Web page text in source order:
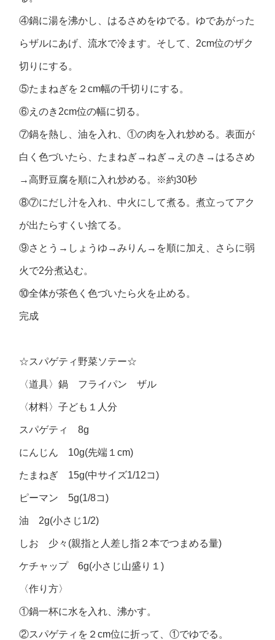
④鍋に湯を沸かし、はるさめをゆでる。ゆであがった
らザルにあげ、流水で冷ます。そして、2cm位のザク
切りにする。
⑤たまねぎを２cm幅の千切りにする。
⑥えのき2cm位の幅に切る。
⑦鍋を熱し、油を入れ、①の肉を入れ炒める。表面が
白く色づいたら、たまねぎ→ねぎ→えのき→はるさめ
→高野豆腐を順に入れ炒める。※約30秒
⑧⑦にだし汁を入れ、中火にして煮る。煮立ってアク
が出たらすくい捨てる。
⑨さとう→しょうゆ→みりん→を順に加え、さらに弱
火で2分煮込む。
⑩全体が茶色く色づいたら火を止める。
完成
☆スパゲティ野菜ソテー☆
〈道具〉鍋 フライパン ザル
〈材料〉子ども１人分
スパゲティ 8g
にんじん 10g(先端１cm)
たまねぎ 15g(中サイズ1/12コ)
ピーマン 5g(1/8コ)
油 2g(小さじ1/2)
しお 少々(親指と人差し指２本でつまめる量)
ケチャップ 6g(小さじ山盛り１)
〈作り方〉
①鍋一杯に水を入れ、沸かす。
②スパゲティを２cm位に折って、①でゆでる。